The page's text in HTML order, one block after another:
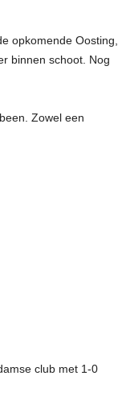
opkomende Oosting,
binnen schoot. Nog
Zowel een
club met 1-0